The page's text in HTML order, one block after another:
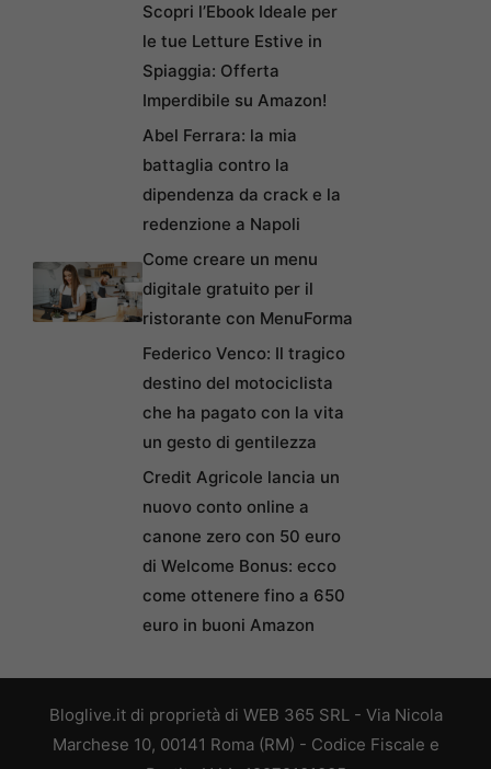
Scopri l’Ebook Ideale per
le tue Letture Estive in
Spiaggia: Offerta
Imperdibile su Amazon!
Abel Ferrara: la mia
battaglia contro la
dipendenza da crack e la
redenzione a Napoli
Come creare un menu
digitale gratuito per il
ristorante con MenuForma
Federico Venco: Il tragico
destino del motociclista
che ha pagato con la vita
un gesto di gentilezza
Credit Agricole lancia un
nuovo conto online a
canone zero con 50 euro
di Welcome Bonus: ecco
come ottenere fino a 650
euro in buoni Amazon
Bloglive.it di proprietà di WEB 365 SRL - Via Nicola
Marchese 10, 00141 Roma (RM) - Codice Fiscale e